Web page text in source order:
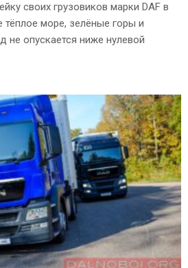
своих грузовиков марки DAF в
тёплое море, зелёные горы и
не опускается ниже нулевой